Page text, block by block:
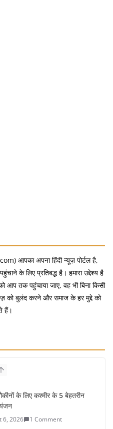
आपका अपना हिंदी न्यूज़ पोर्टल है,
के लिए प्रतिबद्ध है। हमारा उद्देश्य है
आप तक पहुंचाया जाए, वह भी बिना किसी
को बुलंद करने और समाज के हर मुद्दे को
हैं।
के लिए कश्मीर के 5 बेहतरीन
6, 2026 1 Comment